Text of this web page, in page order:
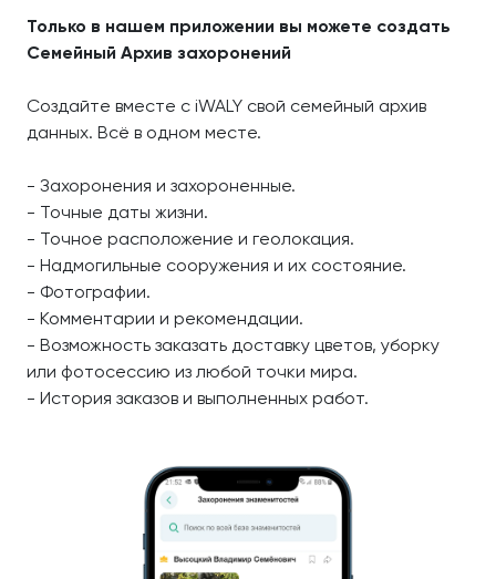
Только в нашем приложении вы можете создать
Семейный Архив захоронений
Создайте вместе с iWALY свой семейный архив
данных. Всё в одном месте.
- Захоронения и захороненные.
- Точные даты жизни.
- Точное расположение и геолокация.
- Надмогильные сооружения и их состояние.
- Фотографии.
- Комментарии и рекомендации.
- Возможность заказать доставку цветов, уборку
или фотосессию из любой точки мира.
- История заказов и выполненных работ.